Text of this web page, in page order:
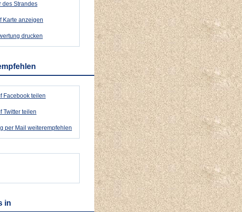
des Strandes
Karte anzeigen
drucken
Facebook teilen
Twitter teilen
per Mail weiterempfehlen
in